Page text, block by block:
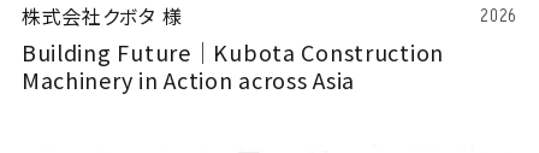
株式会社クボタ 様 2026
Building Future│Kubota Construction
Machinery in Action across Asia